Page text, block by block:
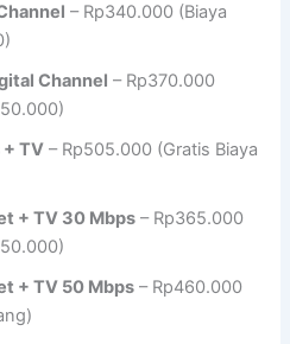
– Rp340.000 (Biaya
Channel – Rp370.000
+ TV – Rp505.000 (Gratis Biaya
+ TV 30 Mbps – Rp365.000
+ TV 50 Mbps – Rp460.000